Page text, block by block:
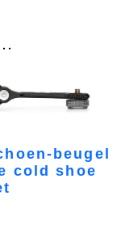
beugel
cold shoe